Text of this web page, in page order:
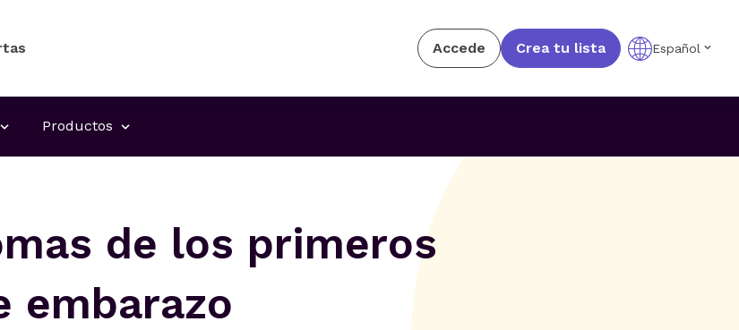
Accede Crea tu lista Español
Productos
de los primeros
embarazo